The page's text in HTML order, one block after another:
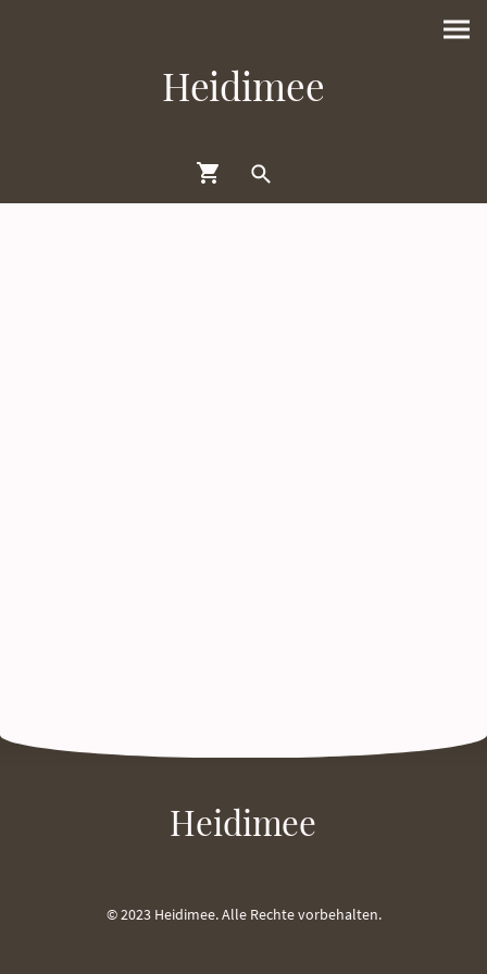
Heidimee
Heidimee
© 2023 Heidimee. Alle Rechte vorbehalten.